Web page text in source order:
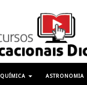
QUÍMICA ASTRONOMIA